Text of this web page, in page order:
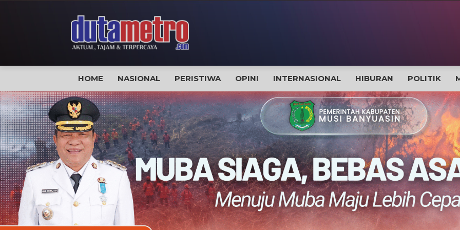
HOME NASIONAL PERISTIWA OPINI INTERNASIONAL HIBURAN POLITIK